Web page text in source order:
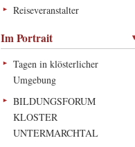
Reiseveranstalter
Im Portrait
Tagen in klösterlicher
Umgebung
BILDUNGSFORUM
KLOSTER
UNTERMARCHTAL